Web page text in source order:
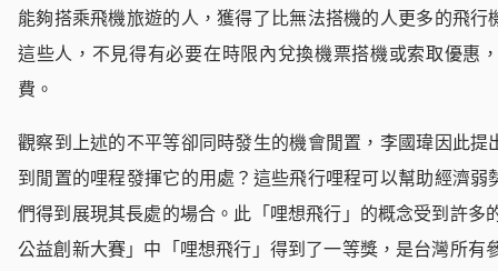
能夠搭乘飛機旅遊的人，獲得了比無法搭機的人更多的飛
這些人，不見得有必要在時限內兌換機票搭機或索取優惠
費。
觀察到上述的不平等卻同時發生的機會閒置，李國瑋因此
到閒置的哩程發揮它的用處？這些飛行哩程可以幫助經濟
們得到展現其長處的場合。此「哩想飛行」的概念受到許多
公益創新大賽」中「哩想飛行」得到了一等獎，是台灣所有